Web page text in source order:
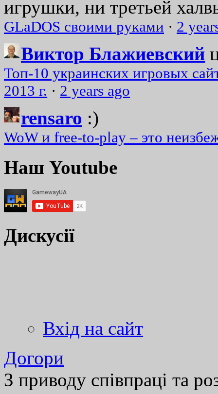
игрушки, ни третьей
GLaDOS своими руками · 2
Виктор Блажиевский
Топ-10 украинских игровых
2013 г. · 2 years ago
rensaro :)
WoW и free-to-play – это
Наш Youtube
Дискусії
Вхід на сайт
Догори
З приводу співпраці та